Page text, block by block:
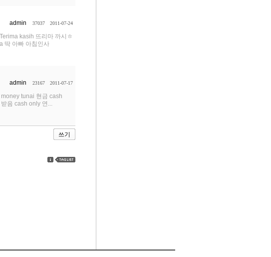
admin
37037 2011-07-24
kasih 뜨리마 까시ㅎ
딱 아빠 아침인사
admin
23167 2011-07-17
tunai 현금 cash
음 cash only 연...
쓰기